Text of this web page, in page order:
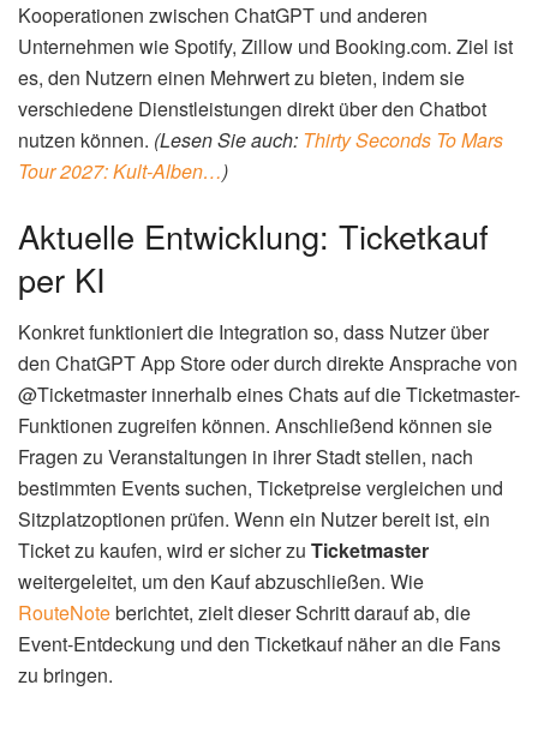
Kooperationen zwischen ChatGPT und anderen
Unternehmen wie Spotify, Zillow und Booking.com. Ziel ist
es, den Nutzern einen Mehrwert zu bieten, indem sie
verschiedene Dienstleistungen direkt über den Chatbot
nutzen können. (Lesen Sie auch: Thirty Seconds To Mars
Tour 2027: Kult-Alben…)
Aktuelle Entwicklung: Ticketkauf
per KI
Konkret funktioniert die Integration so, dass Nutzer über
den ChatGPT App Store oder durch direkte Ansprache von
@Ticketmaster innerhalb eines Chats auf die Ticketmaster-
Funktionen zugreifen können. Anschließend können sie
Fragen zu Veranstaltungen in ihrer Stadt stellen, nach
bestimmten Events suchen, Ticketpreise vergleichen und
Sitzplatzoptionen prüfen. Wenn ein Nutzer bereit ist, ein
Ticket zu kaufen, wird er sicher zu Ticketmaster
weitergeleitet, um den Kauf abzuschließen. Wie
RouteNoteberichtet, zielt dieser Schritt darauf ab, die
Event-Entdeckung und den Ticketkauf näher an die Fans
zu bringen.